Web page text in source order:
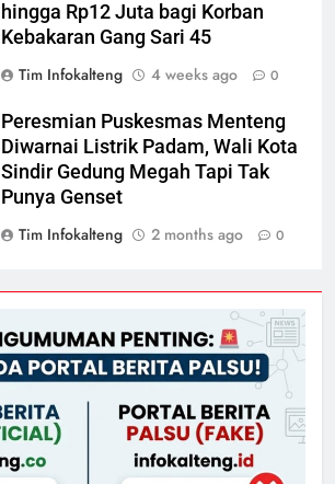
hingga Rp12 Juta bagi Korban
Kebakaran Gang Sari 45
Tim Infokalteng
4 weeks ago 0
Peresmian Puskesmas Menteng
Diwarnai Listrik Padam, Wali Kota
Sindir Gedung Megah Tapi Tak
Punya Genset
Tim Infokalteng
2 months ago 0